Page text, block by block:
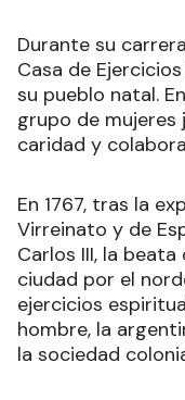
Durante su
Casa de
su pueblo natal.
grupo de mujeres
caridad y
En 1767, tras la
Virreinato y de
Carlos III, la
ciudad por el
ejercicios
hombre, la
la sociedad